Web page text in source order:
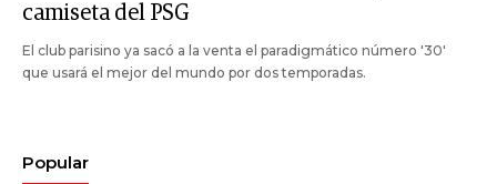
camiseta del PSG
El club parisino ya sacó a la venta el paradigmático número '30'
que usará el mejor del mundo por dos temporadas.
Popular